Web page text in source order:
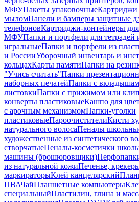
МФУПакеты упаковочные
мыломПанели и бамперы защитные
телефоновКартриджи-контейнеры
МФУПапки и портфели для тетрадей
игральныеПапки и портфели из
и РоссииУборочный инвентарь и
кольцахКарты памятиПапки на
"Учись считать"Папки
наборных печатейПапки с
листовкиПапки с прижимом или
конверты пластиковыеКашпо для
с арочным механизмомПапки-уголки
пластиковыеПароочистителиКисти
натурального волосаПеналы
художественные из синтетического
створчатыеПеналы-косметички
машины (брошюровщики)
из натуральной кожиПеченье,
маркираторыКлей канцелярский
ПВАЧайПланшетные компьютеры
специальныйПластилин, глина и